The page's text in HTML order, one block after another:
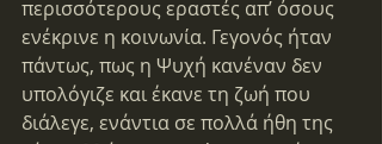
περισσότερους εραστές απ’ όσους
ενέκρινε η κοινωνία. Γεγονός ήταν
πάντως, πως η Ψυχή κανέναν δεν
υπολόγιζε και έκανε τη ζωή που
διάλεγε, ενάντια σε πολλά ήθη της